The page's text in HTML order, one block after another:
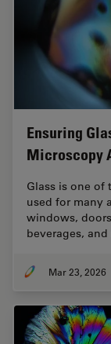
Ensuring
Microscopy
Glass is one of
used for many
windows,
beverages,
Mar 23, 2026